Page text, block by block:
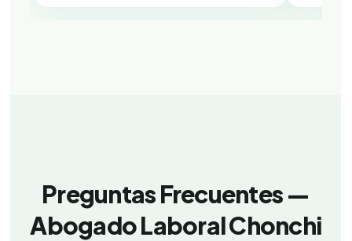
Preguntas Frecuentes —
Abogado Laboral Chonchi